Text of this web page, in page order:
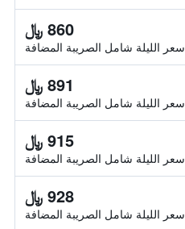
860 ﷼
سعر الليلة شامل الصريبة المضافة
891 ﷼
سعر الليلة شامل الصريبة المضافة
915 ﷼
سعر الليلة شامل الصريبة المضافة
928 ﷼
سعر الليلة شامل الصريبة المضافة